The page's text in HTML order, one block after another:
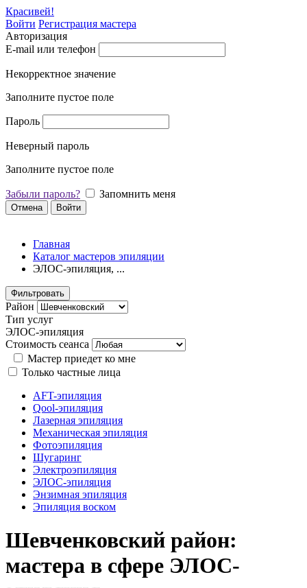
Красивей!
Войти Регистрация мастера
Авторизация
E-mail или телефон
Некорректное значение
Заполните пустое поле
Пароль
Неверный пароль
Заполните пустое поле
Забыли пароль? Запомнить меня
Отмена Войти
Главная
Каталог мастеров эпиляции
ЭЛОС-эпиляция, ...
Фильтровать
Район
Тип услуг
ЭЛОС-эпиляция
Стоимость сеанса
Мастер приедет ко мне
Только частные лица
AFT-эпиляция
Qool-эпиляция
Лазерная эпиляция
Механическая эпиляция
Фотоэпиляция
Шугаринг
Электроэпиляция
ЭЛОС-эпиляция
Энзимная эпиляция
Эпиляция воском
Шевченковский район:
мастера в сфере ЭЛОС-